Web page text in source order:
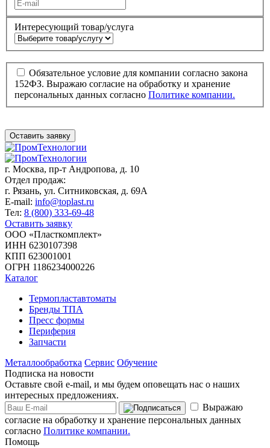
Интересующий товар/услуга
Обязательное условие для компании согласно закона
152ФЗ. Выражаю согласие на обработку и хранение
персональных данных согласно Политике компании.
Оставить заявку
г. Москва, пр-т Андропова, д. 10
Отдел продаж:
г. Рязань, ул. Ситниковская, д. 69А
E-mail: info@toplast.ru
Тел: 8 (800) 333-69-48
Оставить заявку
ООО «Пласткомплект»
ИНН 6230107398
КПП 623001001
ОГРН 1186234000226
Каталог
Термопластавтоматы
Бренды ТПА
Пресс формы
Периферия
Запчасти
Металлообработка Сервис Обучение
Подписка на новости
Оставьте свой e-mail, и мы будем оповещать нас о наших
интересных предложениях.
Выражаю
согласие на обработку и хранение персональных данных
согласно Политике компании.
Помощь